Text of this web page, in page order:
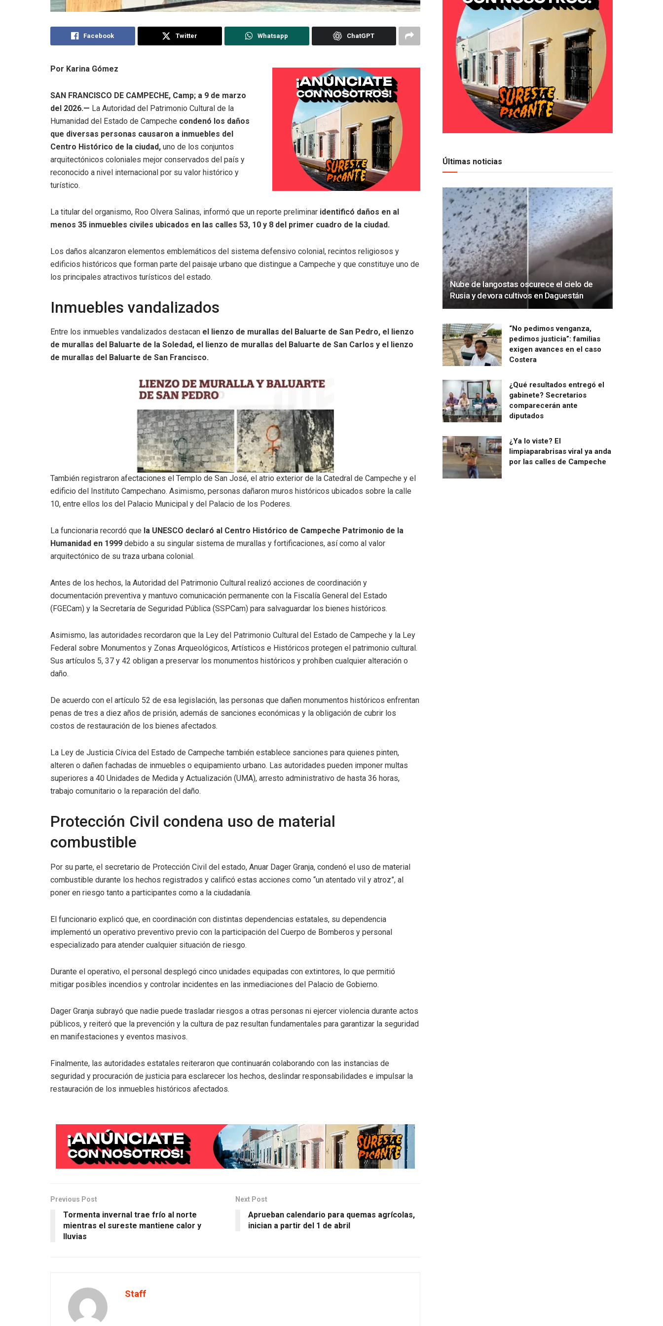
Facebook Twitter Whatsapp ChatGPT
Por Karina Gómez
SAN FRANCISCO DE CAMPECHE, Camp; a 9 de marzo
del 2026.— La Autoridad del Patrimonio Cultural de la
Humanidad del Estado de Campeche condenó los daños
que diversas personas causaron a inmuebles del
Centro Histórico de la ciudad, uno de los conjuntos
arquitectónicos coloniales mejor conservados del país y
reconocido a nivel internacional por su valor histórico y
turístico.
La titular del organismo, Roo Olvera Salinas, informó que un reporte preliminar identificó daños en al
menos 35 inmuebles civiles ubicados en las calles 53, 10 y 8 del primer cuadro de la ciudad.
Los daños alcanzaron elementos emblemáticos del sistema defensivo colonial, recintos religiosos y
edificios históricos que forman parte del paisaje urbano que distingue a Campeche y que constituye uno de
los principales atractivos turísticos del estado.
Inmuebles vandalizados
Entre los inmuebles vandalizados destacan el lienzo de murallas del Baluarte de San Pedro, el lienzo
de murallas del Baluarte de la Soledad, el lienzo de murallas del Baluarte de San Carlos y el lienzo
de murallas del Baluarte de San Francisco.
También registraron afectaciones el Templo de San José, el atrio exterior de la Catedral de Campeche y el
edificio del Instituto Campechano. Asimismo, personas dañaron muros históricos ubicados sobre la calle
10, entre ellos los del Palacio Municipal y del Palacio de los Poderes.
La funcionaria recordó que la UNESCO declaró al Centro Histórico de Campeche Patrimonio de la
Humanidad en 1999 debido a su singular sistema de murallas y fortificaciones, así como al valor
arquitectónico de su traza urbana colonial.
Antes de los hechos, la Autoridad del Patrimonio Cultural realizó acciones de coordinación y
documentación preventiva y mantuvo comunicación permanente con la Fiscalía General del Estado
(FGECam) y la Secretaría de Seguridad Pública (SSPCam) para salvaguardar los bienes históricos.
Asimismo, las autoridades recordaron que la Ley del Patrimonio Cultural del Estado de Campeche y la Ley
Federal sobre Monumentos y Zonas Arqueológicos, Artísticos e Históricos protegen el patrimonio cultural.
Sus artículos 5, 37 y 42 obligan a preservar los monumentos históricos y prohíben cualquier alteración o
daño.
De acuerdo con el artículo 52 de esa legislación, las personas que dañen monumentos históricos enfrentan
penas de tres a diez años de prisión, además de sanciones económicas y la obligación de cubrir los
costos de restauración de los bienes afectados.
La Ley de Justicia Cívica del Estado de Campeche también establece sanciones para quienes pinten,
alteren o dañen fachadas de inmuebles o equipamiento urbano. Las autoridades pueden imponer multas
superiores a 40 Unidades de Medida y Actualización (UMA), arresto administrativo de hasta 36 horas,
trabajo comunitario o la reparación del daño.
Protección Civil condena uso de material
combustible
Por su parte, el secretario de Protección Civil del estado, Anuar Dager Granja, condenó el uso de material
combustible durante los hechos registrados y calificó estas acciones como “un atentado vil y atroz”, al
poner en riesgo tanto a participantes como a la ciudadanía.
El funcionario explicó que, en coordinación con distintas dependencias estatales, su dependencia
implementó un operativo preventivo previo con la participación del Cuerpo de Bomberos y personal
especializado para atender cualquier situación de riesgo.
Durante el operativo, el personal desplegó cinco unidades equipadas con extintores, lo que permitió
mitigar posibles incendios y controlar incidentes en las inmediaciones del Palacio de Gobierno.
Dager Granja subrayó que nadie puede trasladar riesgos a otras personas ni ejercer violencia durante actos
públicos, y reiteró que la prevención y la cultura de paz resultan fundamentales para garantizar la seguridad
en manifestaciones y eventos masivos.
Finalmente, las autoridades estatales reiteraron que continuarán colaborando con las instancias de
seguridad y procuración de justicia para esclarecer los hechos, deslindar responsabilidades e impulsar la
restauración de los inmuebles históricos afectados.
Previous Post
Tormenta invernal trae frío al norte
mientras el sureste mantiene calor y
lluvias
Next Post
Aprueban calendario para quemas agrícolas,
inician a partir del 1 de abril
Staff
Últimas noticias
Nube de langostas oscurece el cielo de
Rusia y devora cultivos en Daguestán
“No pedimos venganza,
pedimos justicia”: familias
exigen avances en el caso
Costera
¿Qué resultados entregó el
gabinete? Secretarios
comparecerán ante
diputados
¿Ya lo viste? El
limpiaparabrisas viral ya anda
por las calles de Campeche